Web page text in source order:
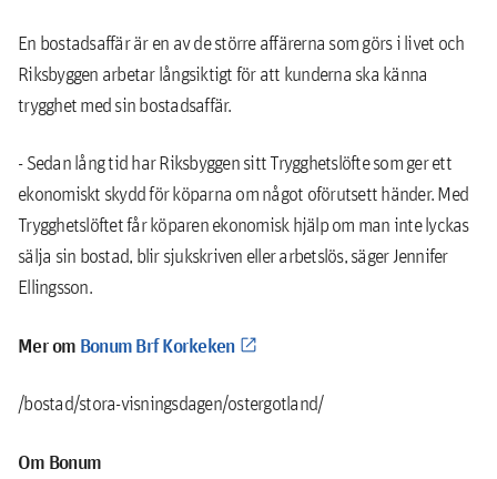
En bostadsaffär är en av de större affärerna som görs i livet och
Riksbyggen arbetar långsiktigt för att kunderna ska känna
trygghet med sin bostadsaffär.
- Sedan lång tid har Riksbyggen sitt Trygghetslöfte som ger ett
ekonomiskt skydd för köparna om något oförutsett händer. Med
Trygghetslöftet får köparen ekonomisk hjälp om man inte lyckas
sälja sin bostad, blir sjukskriven eller arbetslös, säger Jennifer
Ellingsson.
Mer om Bonum Brf Korkeken
/bostad/stora-visningsdagen/ostergotland/
Om Bonum